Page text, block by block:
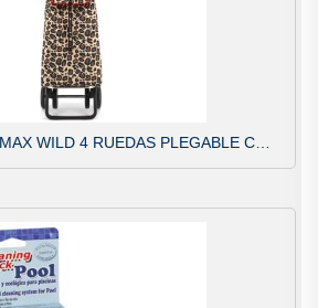
CARRO ROLSER I-MAX WILD 4 RUEDAS PLEGABLE CAMEL IMX565